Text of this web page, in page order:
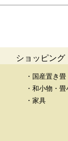
ショッピング
・国産置き
・和小物・
・家具